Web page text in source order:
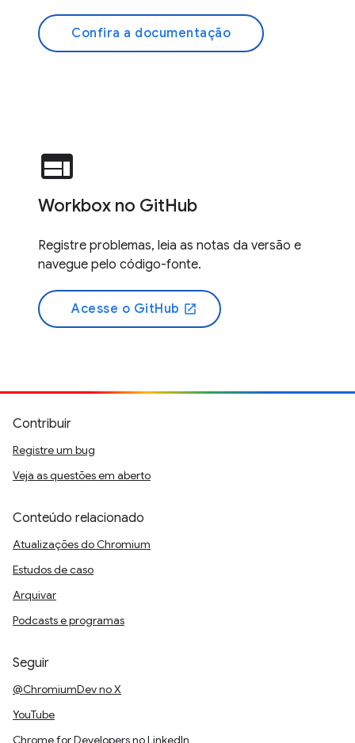
Confira a documentação
web
Workbox no GitHub
Registre problemas, leia as notas da versão e
navegue pelo código-fonte.
Acesse o GitHub open_in_new
Contribuir
Registre um bug
Veja as questões em aberto
Conteúdo relacionado
Atualizações do Chromium
Estudos de caso
Arquivar
Podcasts e programas
Seguir
@ChromiumDev no X
YouTube
Chrome for Developers no LinkedIn